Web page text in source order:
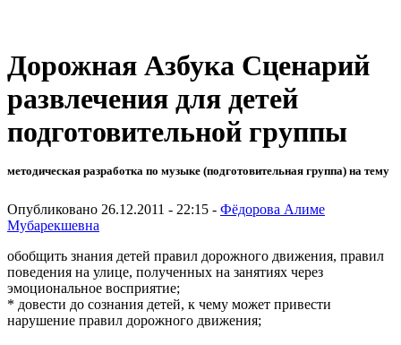
Дорожная Азбука Сценарий
развлечения для детей
подготовительной группы
методическая разработка по музыке (подготовительная группа) на тему
Опубликовано 26.12.2011 - 22:15 - Фёдорова Алиме
Мубарекшевна
обобщить знания детей правил дорожного движения, правил
поведения на улице, полученных на занятиях через
эмоциональное восприятие;
* довести до сознания детей, к чему может привести
нарушение правил дорожного движения;